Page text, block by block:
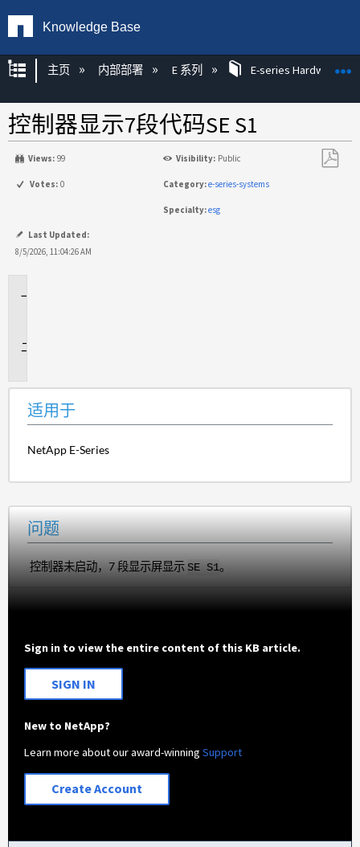
Knowledge Base
扩展/隐缩全局层次
主页 内部部署 E 系列 E-series Hardware
控制器显示7段代码SE S1
Views: 99 Visibility: Public
Votes: 0 Category:e-series-systems
Specialty:esg
Last Updated:
8/5/2026, 11:04:26 AM
适用于
NetApp E-Series
问题
控制器未启动，7 段显示屏显示SE S1。
Sign in to view the entire content of this KB article.
SIGN IN
New to NetApp?
Learn more about our award-winningSupport
Create Account